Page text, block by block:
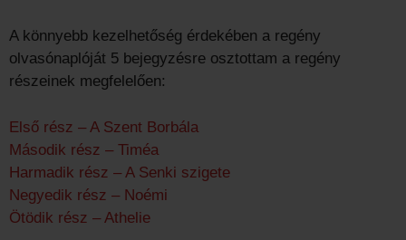
A könnyebb kezelhetőség érdekében a regény
olvasónaplóját 5 bejegyzésre osztottam a regény
részeinek megfelelően:
Első rész – A Szent Borbála
Második rész – Timéa
Harmadik rész – A Senki szigete
Negyedik rész – Noémi
Ötödik rész – Athelie